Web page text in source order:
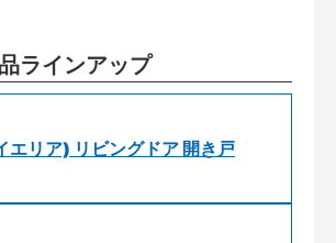
ラインアップ
リア) リビングドア 開き戸